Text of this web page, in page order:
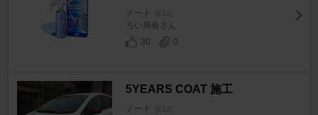
ノート [E12]
ろい局長さん
30
0
5YEARS COAT 施工
ノート [E12]